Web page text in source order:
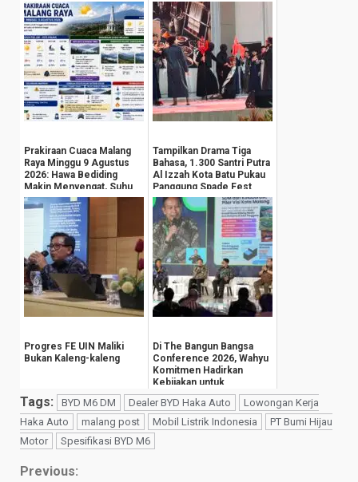
Prakiraan Cuaca Malang
Raya Minggu 9 Agustus
2026: Hawa Bediding
Makin Menyengat, Suhu
Pegunungan An...
Tampilkan Drama Tiga
Bahasa, 1.300 Santri Putra
Al Izzah Kota Batu Pukau
Panggung Spade Fest
Progres FE UIN Maliki
Bukan Kaleng-kaleng
Di The Bangun Bangsa
Conference 2026, Wahyu
Komitmen Hadirkan
Kebijakan untuk
Kesejahteraan
Masyarak...
Tags: BYD M6 DM Dealer BYD Haka Auto
Lowongan Kerja
Haka Auto
malang post Mobil Listrik Indonesia
PT Bumi Hijau
Motor
Spesifikasi BYD M6
Previous: